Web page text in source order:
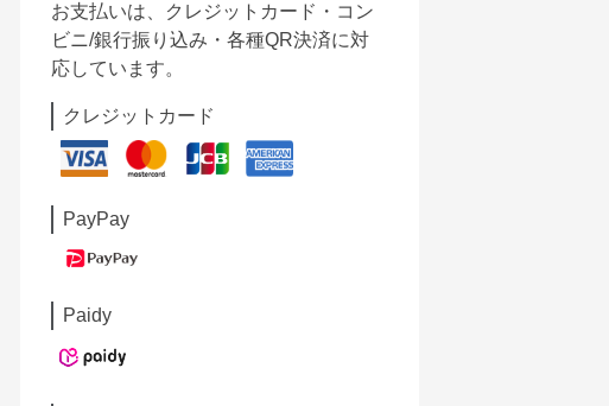
お支払いは、クレジットカード・コン
ビニ/銀行振り込み・各種QR決済に対
応しています。
クレジットカード
PayPay
Paidy